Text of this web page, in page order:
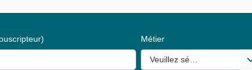
Métier
Veuillez sélectionner une